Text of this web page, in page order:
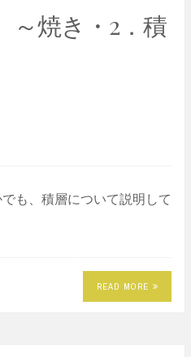
焼き・2．積
も、積層について説明して
READ MORE